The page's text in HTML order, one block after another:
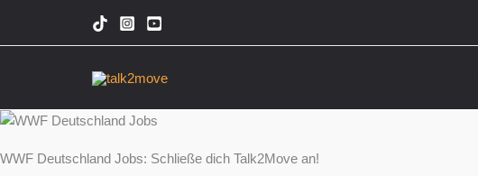
WWF Deutschland Jobs: Schließe dich Talk2Move an!